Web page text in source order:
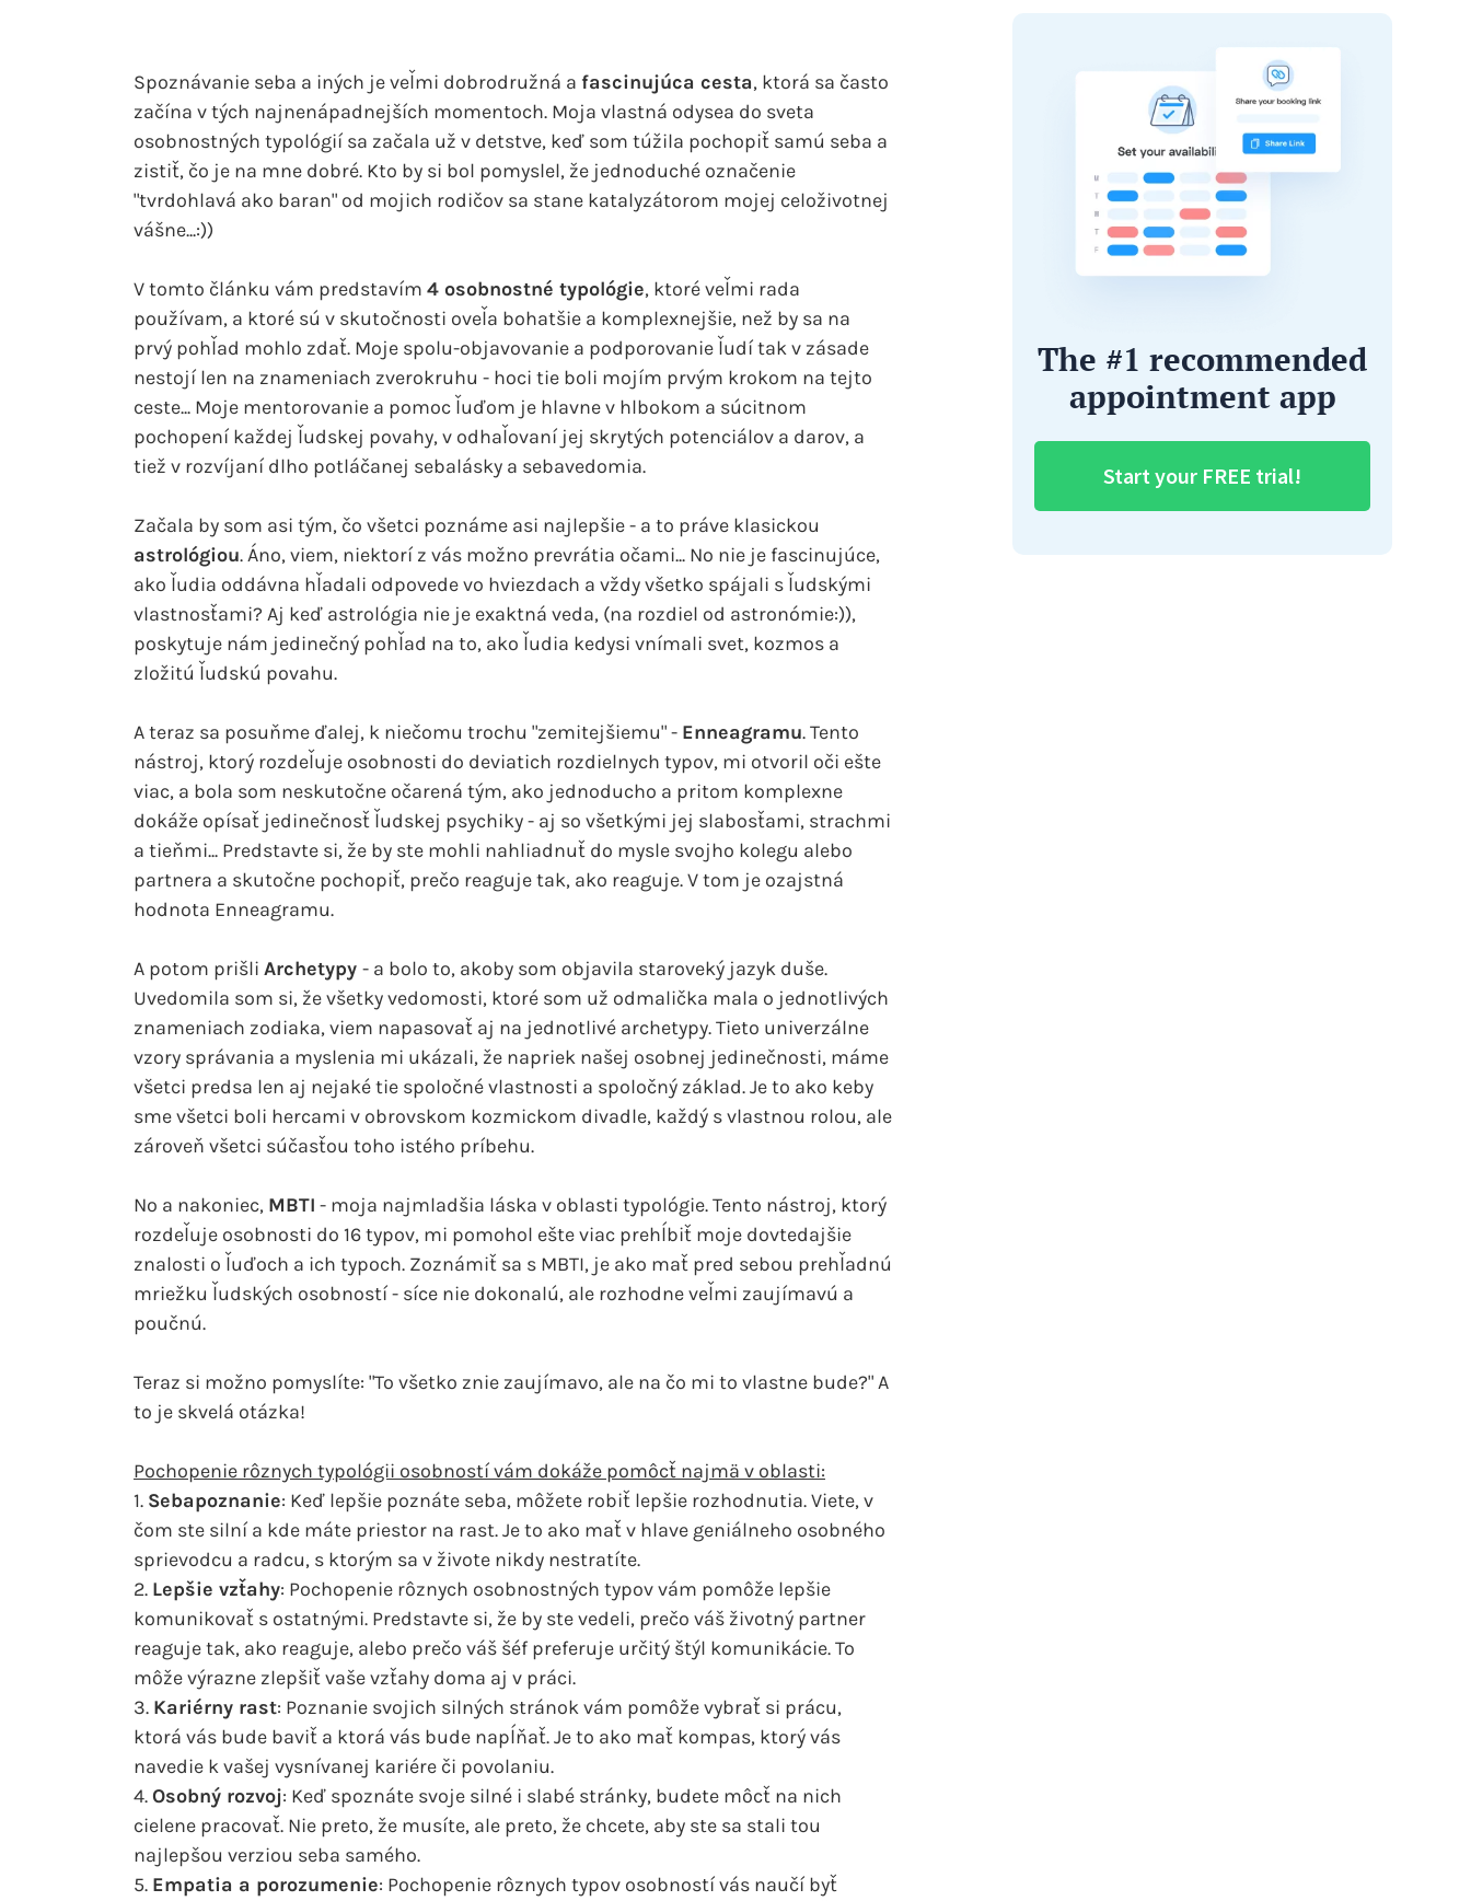
Spoznávanie seba a iných je veľmi dobrodružná a fascinujúca cesta, ktorá sa často
začína v tých najnenápadnejších momentoch. Moja vlastná odysea do sveta
osobnostných typológií sa začala už v detstve, keď som túžila pochopiť samú seba a
zistiť, čo je na mne dobré. Kto by si bol pomyslel, že jednoduché označenie
"tvrdohlavá ako baran" od mojich rodičov sa stane katalyzátorom mojej celoživotnej
vášne...:))
V tomto článku vám predstavím 4 osobnostné typológie, ktoré veľmi rada
používam, a ktoré sú v skutočnosti oveľa bohatšie a komplexnejšie, než by sa na
prvý pohľad mohlo zdať. Moje spolu-objavovanie a podporovanie ľudí tak v zásade
nestojí len na znameniach zverokruhu - hoci tie boli mojím prvým krokom na tejto
ceste... Moje mentorovanie a pomoc ľuďom je hlavne v hlbokom a súcitnom
pochopení každej ľudskej povahy, v odhaľovaní jej skrytých potenciálov a darov, a
tiež v rozvíjaní dlho potláčanej sebalásky a sebavedomia.
Začala by som asi tým, čo všetci poznáme asi najlepšie - a to práve klasickou
astrológiou. Áno, viem, niektorí z vás možno prevrátia očami... No nie je fascinujúce,
ako ľudia oddávna hľadali odpovede vo hviezdach a vždy všetko spájali s ľudskými
vlastnosťami? Aj keď astrológia nie je exaktná veda, (na rozdiel od astronómie:)),
poskytuje nám jedinečný pohľad na to, ako ľudia kedysi vnímali svet, kozmos a
zložitú ľudskú povahu.
A teraz sa posuňme ďalej, k niečomu trochu "zemitejšiemu" - Enneagramu. Tento
nástroj, ktorý rozdeľuje osobnosti do deviatich rozdielnych typov, mi otvoril oči ešte
viac, a bola som neskutočne očarená tým, ako jednoducho a pritom komplexne
dokáže opísať jedinečnosť ľudskej psychiky - aj so všetkými jej slabosťami, strachmi
a tieňmi... Predstavte si, že by ste mohli nahliadnuť do mysle svojho kolegu alebo
partnera a skutočne pochopiť, prečo reaguje tak, ako reaguje. V tom je ozajstná
hodnota Enneagramu.
A potom prišli Archetypy - a bolo to, akoby som objavila staroveký jazyk duše.
Uvedomila som si, že všetky vedomosti, ktoré som už odmalička mala o jednotlivých
znameniach zodiaka, viem napasovať aj na jednotlivé archetypy. Tieto univerzálne
vzory správania a myslenia mi ukázali, že napriek našej osobnej jedinečnosti, máme
všetci predsa len aj nejaké tie spoločné vlastnosti a spoločný základ. Je to ako keby
sme všetci boli hercami v obrovskom kozmickom divadle, každý s vlastnou rolou, ale
zároveň všetci súčasťou toho istého príbehu.
No a nakoniec, MBTI - moja najmladšia láska v oblasti typológie. Tento nástroj, ktorý
rozdeľuje osobnosti do 16 typov, mi pomohol ešte viac prehĺbiť moje dovtedajšie
znalosti o ľuďoch a ich typoch. Zoznámiť sa s MBTI, je ako mať pred sebou prehľadnú
mriežku ľudských osobností - síce nie dokonalú, ale rozhodne veľmi zaujímavú a
poučnú.
Teraz si možno pomyslíte: "To všetko znie zaujímavo, ale na čo mi to vlastne bude?" A
to je skvelá otázka!
Pochopenie rôznych typológii osobností vám dokáže pomôcť najmä v oblasti:
1. Sebapoznanie: Keď lepšie poznáte seba, môžete robiť lepšie rozhodnutia. Viete, v
čom ste silní a kde máte priestor na rast. Je to ako mať v hlave geniálneho osobného
sprievodcu a radcu, s ktorým sa v živote nikdy nestratíte.
2. Lepšie vzťahy: Pochopenie rôznych osobnostných typov vám pomôže lepšie
komunikovať s ostatnými. Predstavte si, že by ste vedeli, prečo váš životný partner
reaguje tak, ako reaguje, alebo prečo váš šéf preferuje určitý štýl komunikácie. To
môže výrazne zlepšiť vaše vzťahy doma aj v práci.
3. Kariérny rast: Poznanie svojich silných stránok vám pomôže vybrať si prácu,
ktorá vás bude baviť a ktorá vás bude napĺňať. Je to ako mať kompas, ktorý vás
navedie k vašej vysnívanej kariére či povolaniu.
4.Osobný rozvoj: Keď spoznáte svoje silné i slabé stránky, budete môcť na nich
cielene pracovať. Nie preto, že musíte, ale preto, že chcete, aby ste sa stali tou
najlepšou verziou seba samého.
5. Empatia a porozumenie: Pochopenie rôznych typov osobností vás naučí byť
The #1 recommended
appointment app
Start your FREE trial!